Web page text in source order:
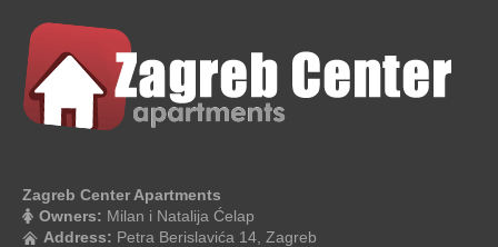
Zagreb Center Apartments
Owners: Milan i Natalija Ćelap
Address: Petra Berislavića 14, Zagreb